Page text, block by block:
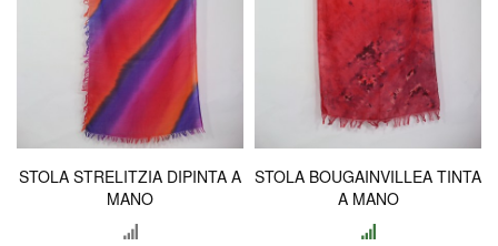
STOLA STRELITZIA DIPINTA A
MANO
STOLA BOUGAINVILLEA TINTA
A MANO